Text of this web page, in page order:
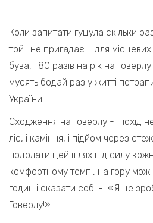
Коли запитати гуцула скільки
той і не пригадає – для місцевих
бува, і 80 разів на рік на
мусять бодай раз у житті
України.
Сходження на Говерлу - похід
ліс, і каміння, і підйом через
подолати цей шлях під силу
комфортному темпі, на гору
годин і сказати собі - «Я це
Говерлу!»